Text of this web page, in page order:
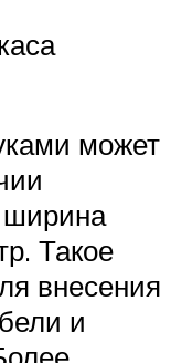
может
ширина
Такое
внесения
и